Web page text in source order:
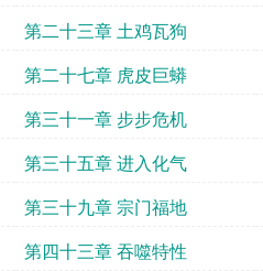
第二十三章 土鸡瓦狗
第二十七章 虎皮巨蟒
第三十一章 步步危机
第三十五章 进入化气
第三十九章 宗门福地
第四十三章 吞噬特性